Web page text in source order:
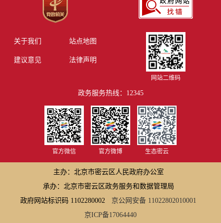
关于我们 站点地图
建议意见 法律声明
网站二维码
政务服务热线：12345
官方微信 官方微博 生态密云
主办：北京市密云区人民政府办公室
承办：北京市密云区政务服务和数据管理局
政府网站标识码 1102280002
京公网安备 11022802010001
京ICP备17064440